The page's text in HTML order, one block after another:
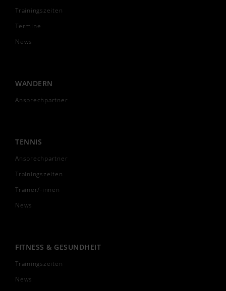
Trainingszeiten
Termine
News
WANDERN
Ansprechpartner
TENNIS
Ansprechpartner
Trainingszeiten
Trainer/-innen
News
FITNESS & GESUNDHEIT
Trainingszeiten
News